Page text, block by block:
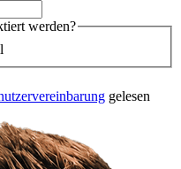
werden?
gelesen